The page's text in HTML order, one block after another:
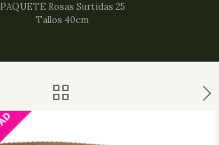
PAQUETE Rosas Surtidas 25
Tallos 40cm